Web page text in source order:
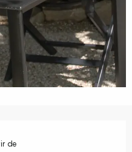
de